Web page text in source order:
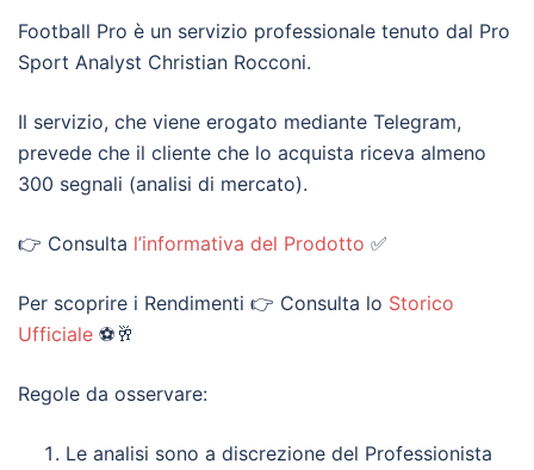
Football Pro è un servizio professionale tenuto dal Pro
Sport Analyst Christian Rocconi.
Il servizio, che viene erogato mediante Telegram,
prevede che il cliente che lo acquista riceva almeno
300 segnali (analisi di mercato).
👉 Consulta l’informativa del Prodotto ✅
Per scoprire i Rendimenti 👉 Consulta lo Storico
Ufficiale ⚽🥂
Regole da osservare:
Le analisi sono a discrezione del Professionista